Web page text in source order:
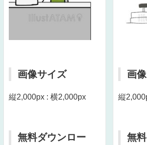
画像サイズ
縦2,000px : 横2,000px
無料ダウンロー
画
縦
無